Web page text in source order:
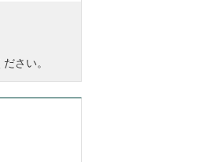
さい。